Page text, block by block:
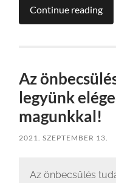
Continue reading
Az
legyünk
magunkkal!
2021. SZEPTEMBER 13.
Az önbecsülés